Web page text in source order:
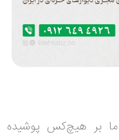
بر هیچ‌کس پوشیده